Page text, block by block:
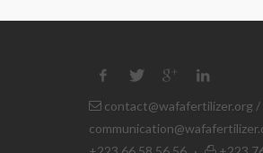
contact@wafafertilizer.org /